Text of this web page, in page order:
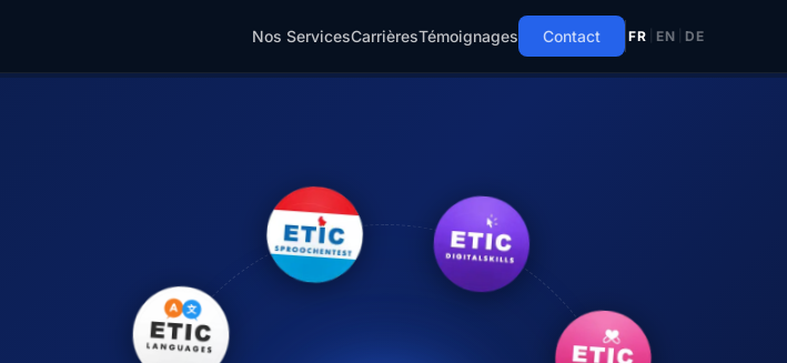
Nos ServicesCarrièresTémoignages Contact FR EN DE